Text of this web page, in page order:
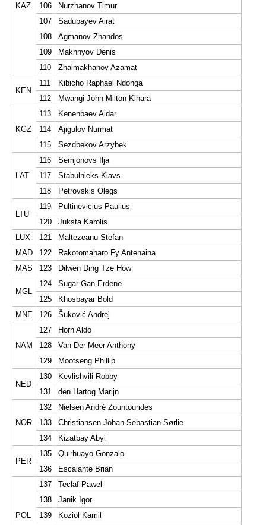
KAZ
106
Nurzhanov Timur
107
Sadubayev Airat
108
Agmanov Zhandos
109
Makhnyov Denis
110
Zhalmakhanov Azamat
KEN
111
Kibicho Raphael Ndonga
112
Mwangi John Milton Kihara
KGZ
113
Kenenbaev Aidar
114
Ajigulov Nurmat
115
Sezdbekov Arzybek
LAT
116
Semjonovs Ilja
117
Stabulnieks Klavs
118
Petrovskis Olegs
LTU
119
Pultinevicius Paulius
120
Juksta Karolis
LUX
121
Maltezeanu Stefan
MAD
122
Rakotomaharo Fy Antenaina
MAS
123 Dilwen Ding Tze How
MGL
124
Sugar Gan-Erdene
125
Khosbayar Bold
MNE
126 Šuković Andrej
NAM
127
Horn Aldo
128
Van Der Meer Anthony
129
Mootseng Phillip
NED
130
Kevlishvili Robby
131
den Hartog Marijn
NOR
132
Nielsen André Zountourides
133
Christiansen Johan-Sebastian Sørlie
134
Kizatbay Abyl
PER
135
Quirhuayo Gonzalo
136
Escalante Brian
POL
137
Teclaf Pawel
138
Janik Igor
139
Koziol Kamil